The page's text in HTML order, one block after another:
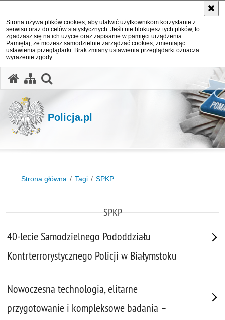
Strona używa plików cookies, aby ułatwić użytkownikom korzystanie z
serwisu oraz do celów statystycznych. Jeśli nie blokujesz tych plików, to
zgadzasz się na ich użycie oraz zapisanie w pamięci urządzenia.
Pamiętaj, że możesz samodzielnie zarządzać cookies, zmieniając
ustawienia przeglądarki. Brak zmiany ustawienia przeglądarki oznacza
wyrażenie zgody.
Policja.pl
Strona główna Tagi SPKP
SPKP
40-lecie Samodzielnego Pododdziału
Kontrterrorystycznego Policji w Białymstoku
Nowoczesna technologia, elitarne
przygotowanie i kompleksowe badania –